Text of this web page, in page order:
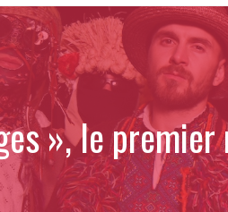
», le